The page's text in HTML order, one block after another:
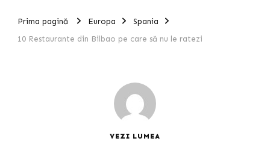
Prima pagină Europa
Spania
10 Restaurante din Bilbao pe care să nu le ratezi
VEZI LUMEA